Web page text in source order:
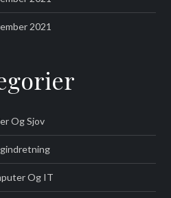
2021
Og Sjov
Og IT